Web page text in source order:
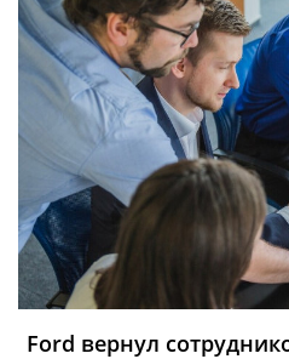
Ford вернул